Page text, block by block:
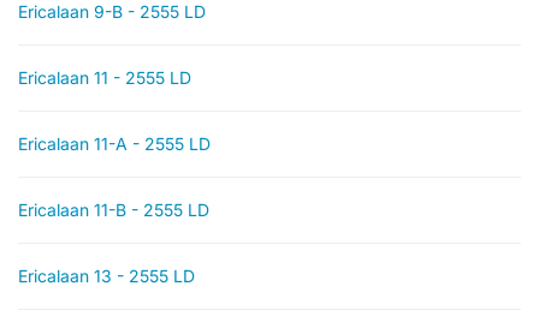
Ericalaan 9-B - 2555 LD
Ericalaan 11 - 2555 LD
Ericalaan 11-A - 2555 LD
Ericalaan 11-B - 2555 LD
Ericalaan 13 - 2555 LD